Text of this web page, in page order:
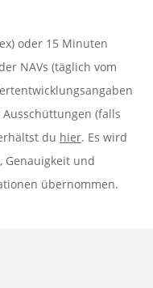
oder 15 Minuten
NAVs (täglich vom
(falls
du hier. Es wird
Genauigkeit und
übernommen.